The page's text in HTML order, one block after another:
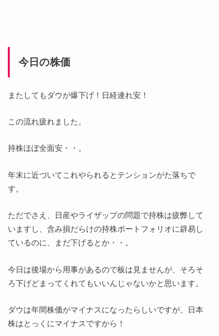
今日の株価
またしてもダウが爆下げ！日経連れ安！
この流れ疲れました。
持株ほぼ全面安・・。
年末に近づいてこれやられるとテンションがた落ちで
す。
ただでさえ、日産やライザップの問題で持株は疲弊して
いますし、含み損だらけの持株ポートフォリオに辟易し
ているのに、まだ下げるとか・・。
今日は後場から用事があるので板は見ませんが、そろそ
ろ下げどまってくれてもいいんじゃないかと思います。
ダウは年間株価がマイナスになったらしいですが、日本
株はとっくにマイナスですから！